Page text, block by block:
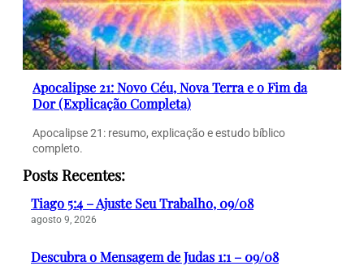
Apocalipse 21: Novo Céu, Nova Terra e o Fim da
Dor (Explicação Completa)
Apocalipse 21: resumo, explicação e estudo bíblico
completo.
Posts Recentes:
Tiago 5:4 – Ajuste Seu Trabalho, 09/08
agosto 9, 2026
Descubra o Mensagem de Judas 1:1 – 09/08